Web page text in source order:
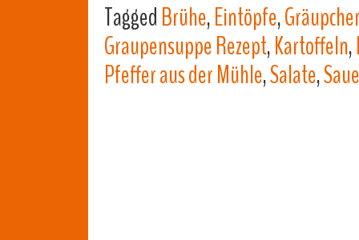
TaggedBrühe,Eintöpfe,
Graupensuppe Rezept,Kartoffeln,
Pfeffer aus der Mühle,Salate,